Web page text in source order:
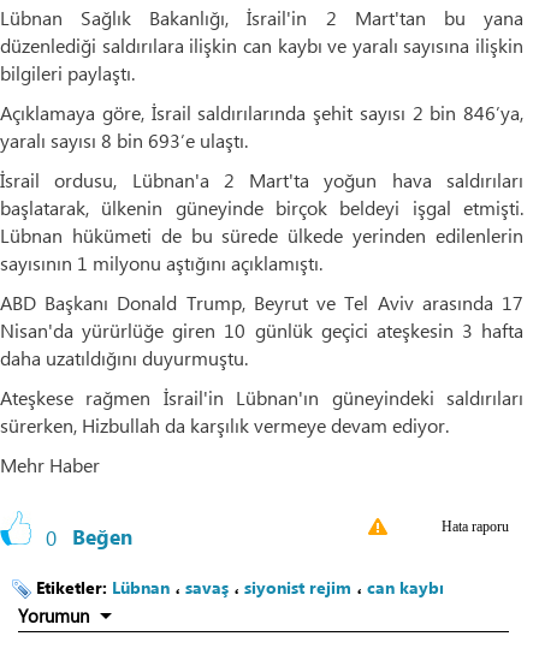
Lübnan Sağlık Bakanlığı, İsrail'in 2 Mart'tan bu yana
düzenlediği saldırılara ilişkin can kaybı ve yaralı sayısına ilişkin
bilgileri paylaştı.
Açıklamaya göre, İsrail saldırılarında şehit sayısı 2 bin 846’ya,
yaralı sayısı 8 bin 693’e ulaştı.
İsrail ordusu, Lübnan'a 2 Mart'ta yoğun hava saldırıları
başlatarak, ülkenin güneyinde birçok beldeyi işgal etmişti.
Lübnan hükümeti de bu sürede ülkede yerinden edilenlerin
sayısının 1 milyonu aştığını açıklamıştı.
ABD Başkanı Donald Trump, Beyrut ve Tel Aviv arasında 17
Nisan'da yürürlüğe giren 10 günlük geçici ateşkesin 3 hafta
daha uzatıldığını duyurmuştu.
Ateşkese rağmen İsrail'in Lübnan'ın güneyindeki saldırıları
sürerken, Hizbullah da karşılık vermeye devam ediyor.
Mehr Haber
0 Beğen Hata raporu
Etiketler: Lübnan ، savaş ، siyonist rejim ، can kaybı
Yorumun